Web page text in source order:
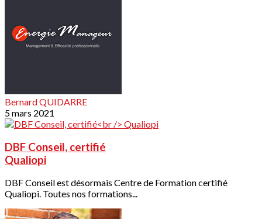
Bernard QUIDARRE
5 mars 2021
DBF Conseil, certifié
Qualiopi
DBF Conseil est désormais Centre de Formation certifié
Qualiopi. Toutes nos formations...